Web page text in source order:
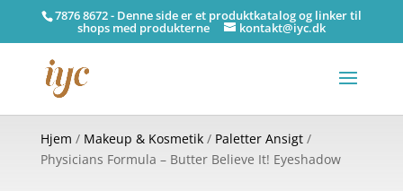
7876 8672 - Denne side er et produktkatalog og linker til
shops med produkterne kontakt@iyc.dk
Hjem / Makeup & Kosmetik/ Paletter Ansigt/
Physicians Formula – Butter Believe It! Eyeshadow